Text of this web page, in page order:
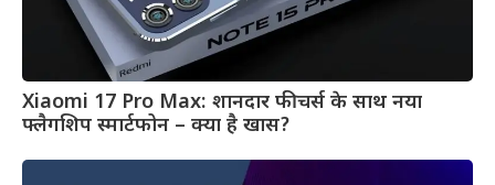
Xiaomi 17 Pro Max: शानदार फीचर्स के साथ नया
फ्लैगशिप स्मार्टफोन – क्या है खास?